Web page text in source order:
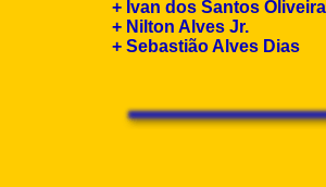
+ Ivan dos Santos
+ Nilton Alves Jr.
+ Sebastião Alves Dias